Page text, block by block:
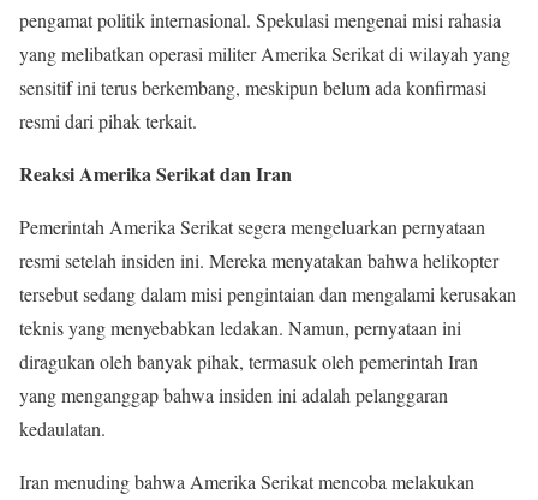
pengamat politik internasional. Spekulasi mengenai misi rahasia
yang melibatkan operasi militer Amerika Serikat di wilayah yang
sensitif ini terus berkembang, meskipun belum ada konfirmasi
resmi dari pihak terkait.
Reaksi Amerika Serikat dan Iran
Pemerintah Amerika Serikat segera mengeluarkan pernyataan
resmi setelah insiden ini. Mereka menyatakan bahwa helikopter
tersebut sedang dalam misi pengintaian dan mengalami kerusakan
teknis yang menyebabkan ledakan. Namun, pernyataan ini
diragukan oleh banyak pihak, termasuk oleh pemerintah Iran
yang menganggap bahwa insiden ini adalah pelanggaran
kedaulatan.
Iran menuding bahwa Amerika Serikat mencoba melakukan